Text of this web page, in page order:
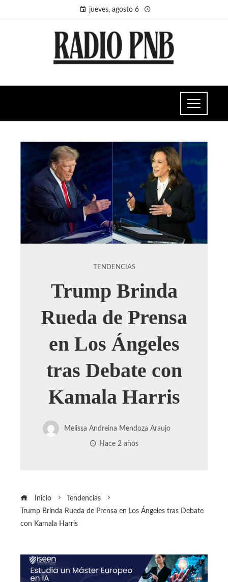
jueves, agosto 6
TENDENCIAS
Trump Brinda
Rueda de Prensa
en Los Ángeles
tras Debate con
Kamala Harris
Melissa Andreina Mendoza Araujo
Hace 2 años
Inicio
Tendencias
Trump Brinda Rueda de Prensa en Los Ángeles tras Debate
con Kamala Harris